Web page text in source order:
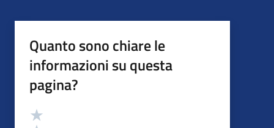
Quanto sono chiare le
informazioni su questa
pagina?
Valutazione